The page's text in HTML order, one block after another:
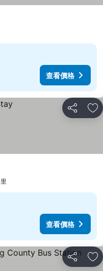
查看價格
分享 加
查看價格
分享 加